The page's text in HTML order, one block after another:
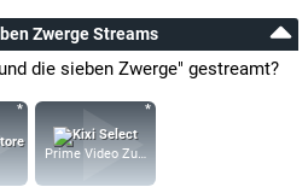
Zwerge Streams
die sieben Zwerge" gestreamt?
Prime Video Zusatz-Kanäle